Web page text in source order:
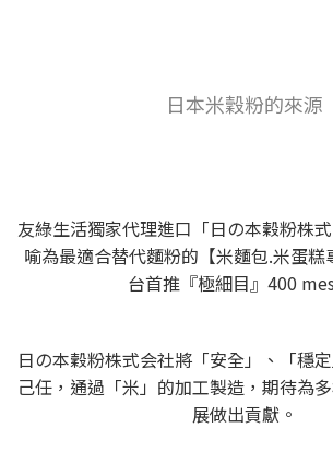
日本米穀粉的來源
友綠生活獨家代理進口「日の本穀粉株
喻為最適合替代麵粉的【米麵包.米蛋
台首推『極細目』400
日の本穀粉株式会社將「安全」、「穩
己任，通過「米」的加工製造，期待為
展做出貢獻。